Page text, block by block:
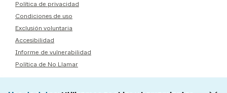
Política de privacidad
Condiciones de uso
Exclusión voluntaria
Accesibilidad
Informe de vulnerabilidad
Política de No Llamar